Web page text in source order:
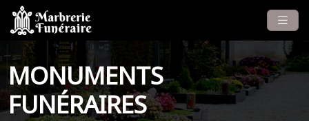
MONUMENTS
FUNÉRAIRES